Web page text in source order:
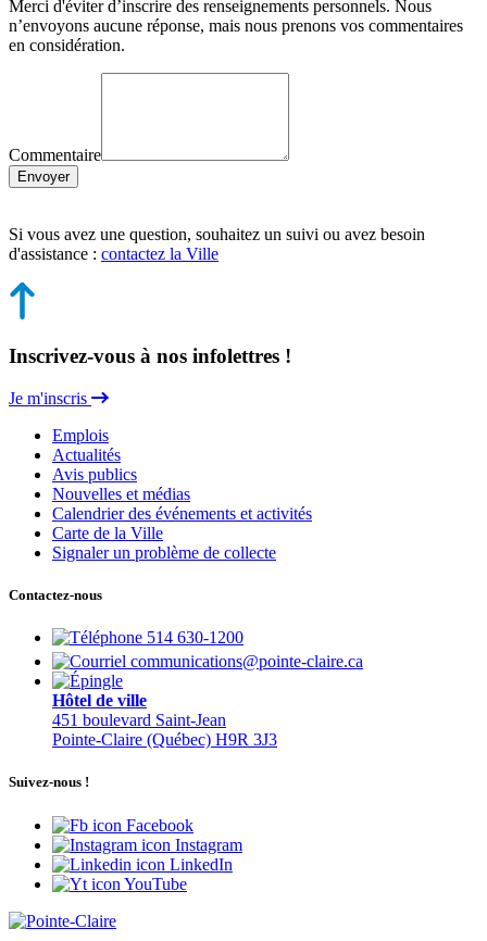
Merci d'éviter d’inscrire des renseignements personnels. Nous
n’envoyons aucune réponse, mais nous prenons vos commentaires
en considération.
Commentaire
Envoyer
Si vous avez une question, souhaitez un suivi ou avez besoin
d'assistance : contactez la Ville
Inscrivez-vous à nos infolettres !
Je m'inscris
Emplois
Actualités
Avis publics
Nouvelles et médias
Calendrier des événements et activités
Carte de la Ville
Signaler un problème de collecte
Contactez-nous
514 630-1200
communications@pointe-claire.ca
Hôtel de ville
451 boulevard Saint-Jean
Pointe-Claire (Québec) H9R 3J3
Suivez-nous !
Facebook
Instagram
LinkedIn
YouTube